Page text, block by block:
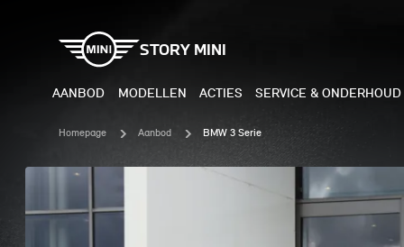
STORY MINI
AANBOD MODELLEN ACTIES SERVICE & ONDERHOUD
Homepage Aanbod BMW 3 Serie